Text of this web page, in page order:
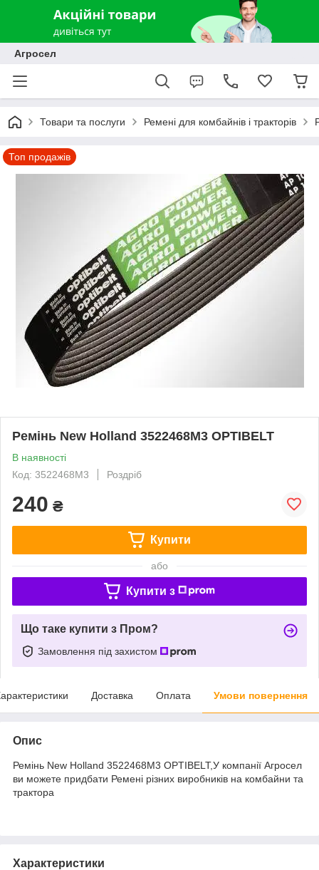
Агросел
Товари та послуги Ремені для комбайнів і тракторів
Топ продажів
Ремінь New Holland 3522468M3 OPTIBELT
В наявності
Код: 3522468M3
Роздріб
240 ₴
Купити
або
Купити з
Що таке купити з Пром?
Замовлення під захистом
Доставка Оплата Умови повернення
Опис
Ремінь New Holland 3522468M3 OPTIBELT,У компанії Агросел
ви можете придбати Ремені різних виробників на комбайни та
трактора
Характеристики